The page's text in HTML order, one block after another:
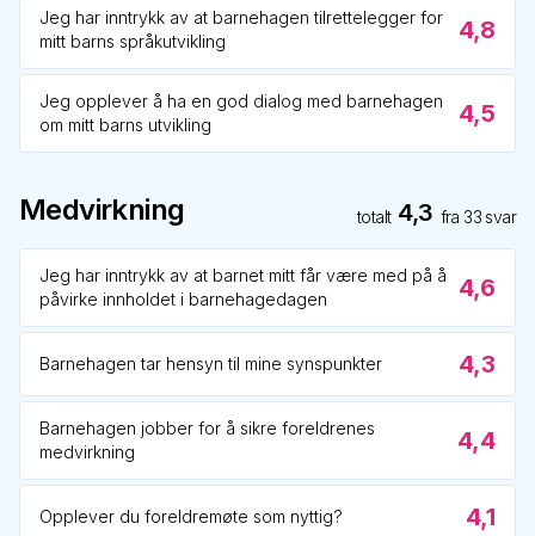
Jeg har inntrykk av at barnehagen tilrettelegger for
mitt barns språkutvikling
4,8
Jeg opplever å ha en god dialog med barnehagen
om mitt barns utvikling
4,5
Medvirkning totalt 4,3 fra 33 svar
Jeg har inntrykk av at barnet mitt får være med på å
påvirke innholdet i barnehagedagen
4,6
Barnehagen tar hensyn til mine synspunkter 4,3
Barnehagen jobber for å sikre foreldrenes
medvirkning
4,4
Opplever du foreldremøte som nyttig? 4,1